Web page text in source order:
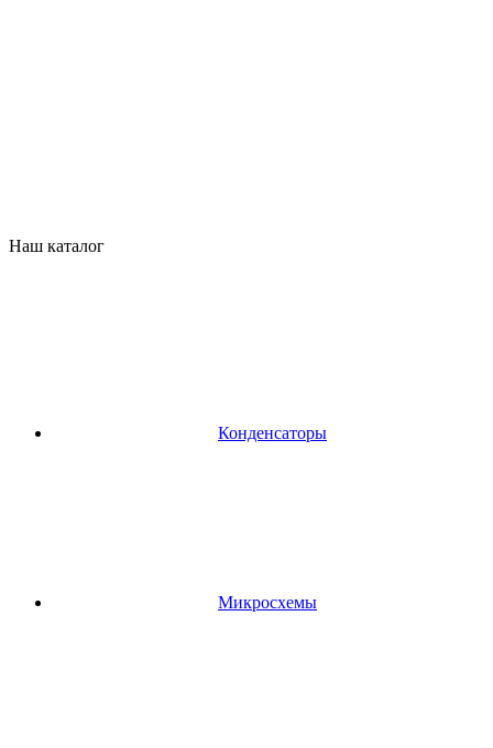
Наш каталог
Конденсаторы
Микросхемы